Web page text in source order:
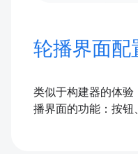
轮播界面配
类似于构建器的体验
播界面的功能：按钮